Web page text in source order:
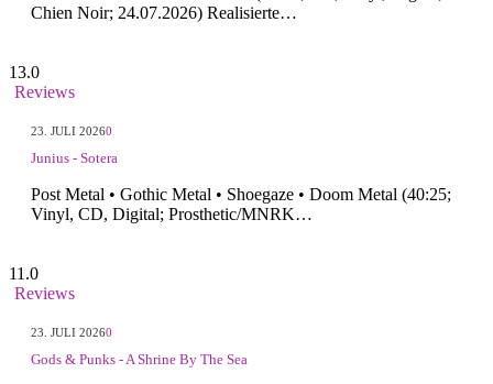
Chien Noir; 24.07.2026) Realisierte…
13.0
Reviews
23. JULI 20260
Junius - Sotera
Post Metal • Gothic Metal • Shoegaze • Doom Metal (40:25;
Vinyl, CD, Digital; Prosthetic/MNRK…
11.0
Reviews
23. JULI 20260
Gods & Punks - A Shrine By The Sea